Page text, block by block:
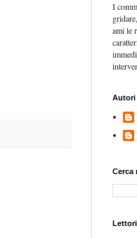
I
ami le
Autori
Cerca